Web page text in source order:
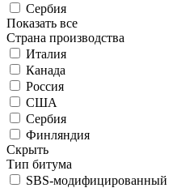
Сербия
Показать все
Страна производства
Италия
Канада
Россия
США
Сербия
Финляндия
Скрыть
Тип битума
SBS-модифицированный